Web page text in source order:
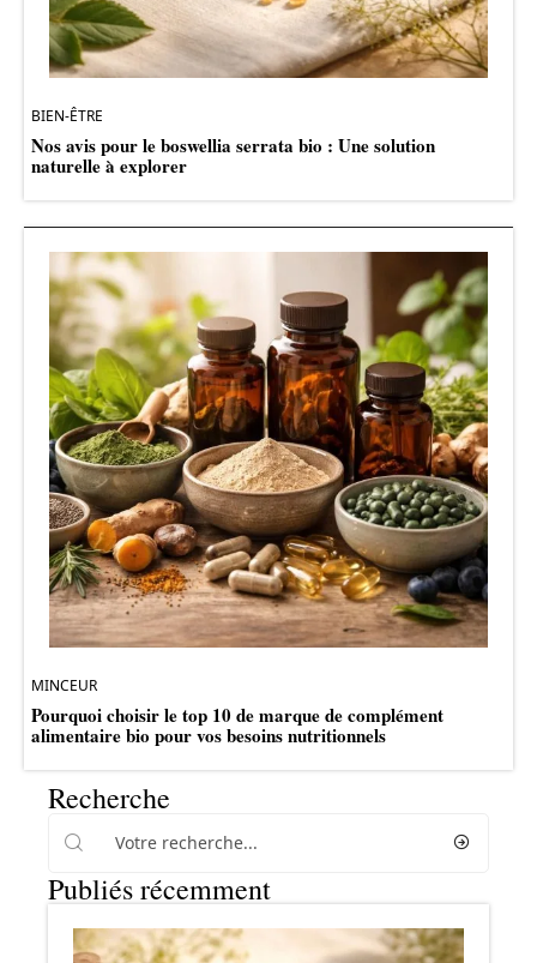
BIEN-ÊTRE
Nos avis pour le boswellia serrata bio : Une solution
naturelle à explorer
MINCEUR
Pourquoi choisir le top 10 de marque de complément
alimentaire bio pour vos besoins nutritionnels
Recherche
Publiés récemment